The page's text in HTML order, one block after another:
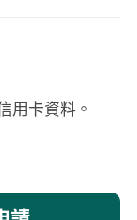
用卡資料。